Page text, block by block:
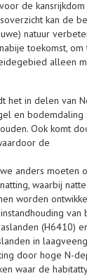
de
kan de
natuur
toekomst, om
alleen
het in delen van
en bodemdaling
Ook komt
de
anders moeten
waarbij
worden
van
(H6410)
in
door hoge N-
waar de